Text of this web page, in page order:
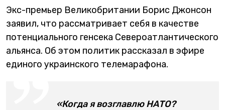
Экс-премьер Великобритании Борис Джонсон
заявил, что рассматривает себя в качестве
потенциального генсека Североатлантического
альянса. Об этом политик рассказал в эфире
единого украинского телемарафона.
«Когда я возглавлю НАТО?